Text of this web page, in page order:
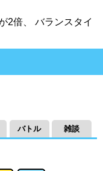
2倍、 バランスタイ
バトル 雑談